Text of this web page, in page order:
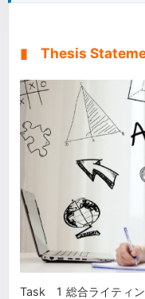
▮ Thesis
Task 1 総合ライティン